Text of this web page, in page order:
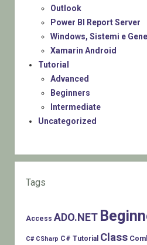
Outlook
Power BI Report Server
Windows, Sistemi e
Xamarin Android
Tutorial
Advanced
Beginners
Intermediate
Uncategorized
Tags
Access ADO.NET
C# CSharp C# Tutorial Class